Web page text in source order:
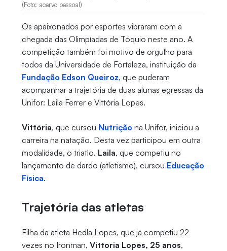
(Foto: acervo pessoal)
Os apaixonados por esportes vibraram com a
chegada das Olimpíadas de Tóquio neste ano. A
competição também foi motivo de orgulho para
todos da Universidade de Fortaleza, instituição da
Fundação Edson Queiroz, que puderam
acompanhar a trajetória de duas alunas egressas da
Unifor: Laila Ferrer e Vittória Lopes.
Vittória, que cursou Nutrição na Unifor, iniciou a
carreira na natação. Desta vez participou em outra
modalidade, o triatlo. Laila, que competiu no
lançamento de dardo (atletismo), cursou Educação
Física.
Trajetória das atletas
Filha da atleta Hedla Lopes, que já competiu 22
vezes no Ironman, Vittoria Lopes, 25 anos,